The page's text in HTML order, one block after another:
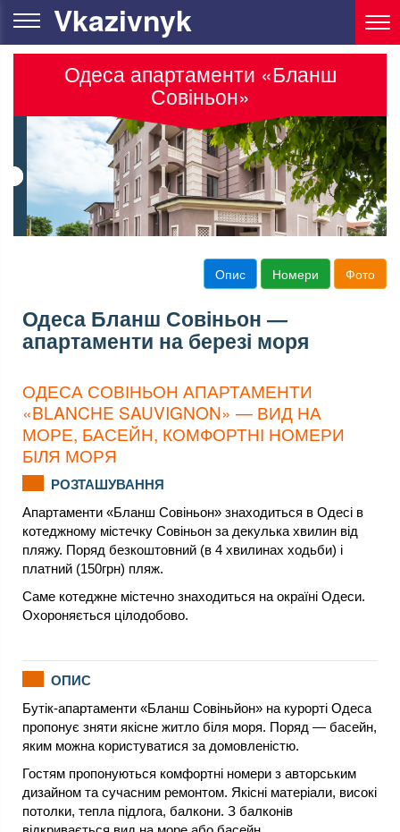
Vkazivnyk
Одеса апартаменти «Бланш
Совіньон»
Опис Номери Фото
Одеса Бланш Совіньон —
апартаменти на березі моря
ОДЕСА СОВІНЬОН АПАРТАМЕНТИ
«BLANCHE SAUVIGNON» — ВИД НА
МОРЕ, БАСЕЙН, КОМФОРТНІ НОМЕРИ
БІЛЯ МОРЯ
РОЗТАШУВАННЯ
Апартаменти «Бланш Совіньон» знаходиться в Одесі в
котеджному містечку Совіньон за декулька хвилин від
пляжу. Поряд безкоштовний (в 4 хвилинах ходьби) і
платний (150грн) пляж.
Саме котеджне містечно знаходиться на окраїні Одеси.
Охороняється цілодобово.
ОПИС
Бутік-апартаменти «Бланш Совіньйон» на курорті Одеса
пропонує зняти якісне житло біля моря. Поряд — басейн,
яким можна користуватися за домовленістю.
Гостям пропонуються комфортні номери з авторським
дизайном та сучасним ремонтом. Якісні матеріали, високі
потолки, тепла підлога, балкони. З балконів